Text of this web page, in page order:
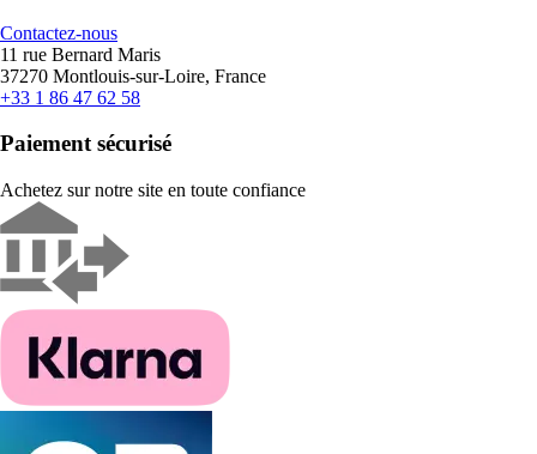
Contactez-nous
11 rue Bernard Maris
37270 Montlouis-sur-Loire, France
+33 1 86 47 62 58
Paiement sécurisé
Achetez sur notre site en toute confiance